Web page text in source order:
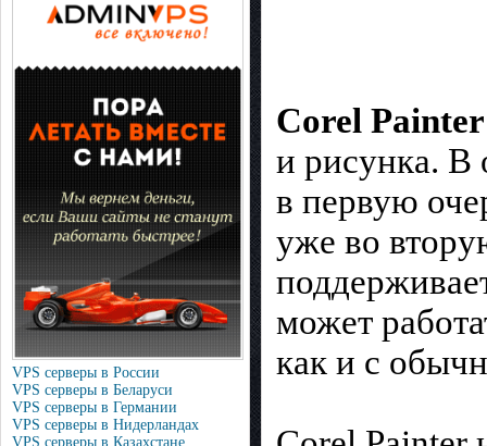
VPS серверы в России
VPS серверы в Беларуси
VPS серверы в Германии
VPS серверы в Нидерландах
VPS серверы в Казахстане
Corel
и рисунка. В
в первую
уже во
может
как и с